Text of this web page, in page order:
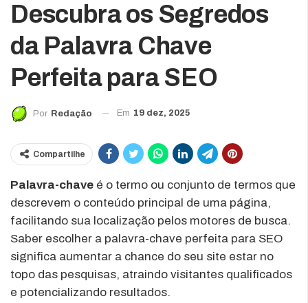
Descubra os Segredos
da Palavra Chave
Perfeita para SEO
Por Redação Em 19 dez, 2025
Compartilhe
Palavra-chave é o termo ou conjunto de termos que
descrevem o conteúdo principal de uma página,
facilitando sua localização pelos motores de busca.
Saber escolher a palavra-chave perfeita para SEO
significa aumentar a chance do seu site estar no
topo das pesquisas, atraindo visitantes qualificados
e potencializando resultados.